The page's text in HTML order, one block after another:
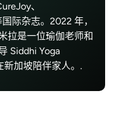
、
际杂志。2022 年，
拉是一位瑜伽老师和
Siddhi Yoga
加坡陪伴家人。.